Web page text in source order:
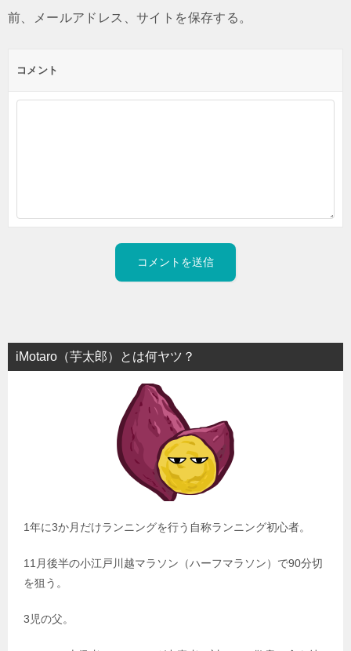
前、メールアドレス、サイトを保存する。
コメント
iMotaro（芋太郎）とは何ヤツ？
1年に3か月だけランニングを行う自称ランニング初心者。
11月後半の小江戸川越マラソン（ハーフマラソン）で90分切
を狙う。
3児の父。